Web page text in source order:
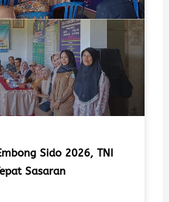
Sido 2026, TNI
Sasaran